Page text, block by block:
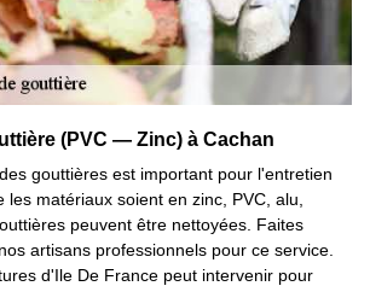
(PVC — Zinc) à Cachan
gouttières est important pour l'entretien
matériaux soient en zinc, PVC, alu,
peuvent être nettoyées. Faites
artisans professionnels pour ce service.
d'Ile De France peut intervenir pour